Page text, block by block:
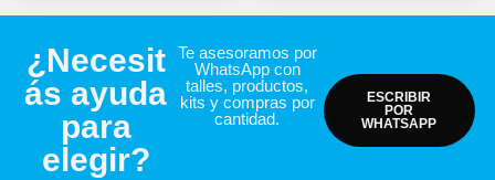
¿Necesit
ás ayuda
para
elegir?
Te asesoramos por
WhatsApp con
talles, productos,
kits y compras por
cantidad.
ESCRIBIR
POR
WHATSAPP